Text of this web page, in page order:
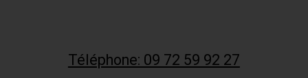
Téléphone: 09 72 59 92 27